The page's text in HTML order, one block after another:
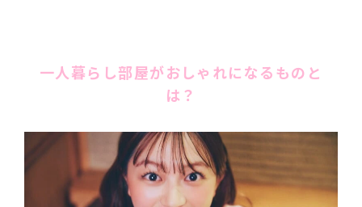
一人暮らし部屋がおしゃれになるものと
は？